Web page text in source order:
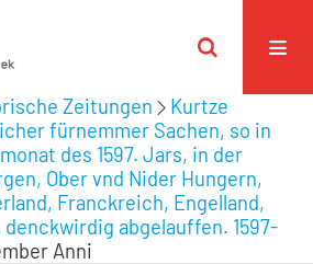
Zeitungen
Kurtze
fürnemmer Sachen, so in
des 1597. Jars, in der
Ober vnd Nider Hungern,
Franckreich, Engelland,
denckwirdig abgelauffen. 1597-
Anni